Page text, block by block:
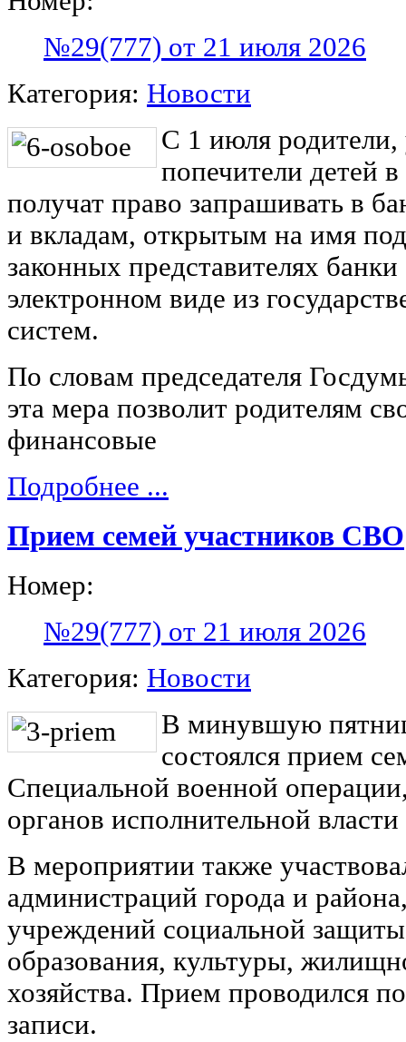
№29(777) от 21 июля 2026
Категория: Новости
С 1 июля
попечители детей
получат право запрашивать в
и вкладам, открытым на имя
законных представителях
электронном виде из
систем.
По словам председателя
эта мера позволит родителям
финансовые
Подробнее ...
Прием семей участников СВО
Номер:
№29(777) от 21 июля 2026
Категория: Новости
В минувшую
состоялся прием
Специальной военной
органов исполнительной
В мероприятии также
администраций города и
учреждений социальной
образования, культуры,
хозяйства. Прием проводился
записи.